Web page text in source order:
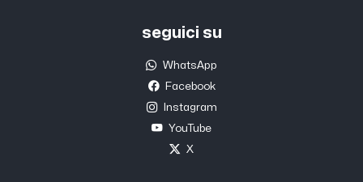
seguici su
WhatsApp
Facebook
Instagram
YouTube
X